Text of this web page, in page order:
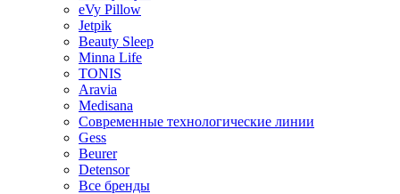
eVy Pillow
Jetpik
Beauty Sleep
Minna Life
TONIS
Aravia
Medisana
Современные технологические линии
Gess
Beurer
Detensor
Все бренды